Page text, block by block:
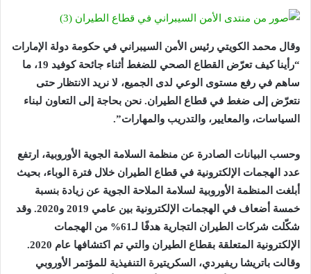
وقال محمد الكويتي رئيس الأمن السيبراني في حكومة دولة الإمارات
“رأينا كيف تعرّض القطاع الصحي للضغط أثناء جائحة كوفيد 19، ما
ساهم في رفع مستوى الوعي لدى الجميع، لا نريد الانتظار حتى
نتعرّض إلى ضغط في قطاع الطيران. نحن بحاجة إلى التعاون لبناء
السياسات، والمعايير، والتدريب والمهارات”.
وحسب البيانات الصادرة عن منظمة السلامة الجوية الأوروبية، ارتفع
عدد الهجمات الإلكترونية في قطاع الطيران خلال فترة الوباء، بحيث
أبلغت المنظمة الأوروبية لسلامة الملاحة الجوية عن زيادة بنسبة
خمسة أضعاف في الهجمات الإلكترونية بين عامي 2019 و2020. وقد
شكّلت شركات الطيران التجارية هدفًا لـ61% من الهجمات
الإلكترونية المتعلقة بقطاع الطيران والتي تم اكتشافها عام 2020.
وقالت باتريشا ريفيردي، السكريتيرة التنفيذية للمؤتمر الأوروبي